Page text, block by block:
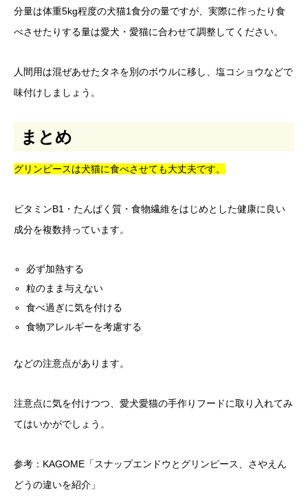
分量は体重5kg程度の犬猫1食分の量ですが、実際に作ったり食
べさせたりする量は愛犬・愛猫に合わせて調整してください。
人間用は混ぜあせたタネを別のボウルに移し、塩コショウなどで
味付けしましょう。
まとめ
グリンピースは犬猫に食べさせても大丈夫です。
ビタミンB1・たんぱく質・食物繊維をはじめとした健康に良い
成分を複数持っています。
必ず加熱する
粒のまま与えない
食べ過ぎに気を付ける
食物アレルギーを考慮する
などの注意点があります。
注意点に気を付けつつ、愛犬愛猫の手作りフードに取り入れてみ
てはいかがでしょう。
参考：KAGOME 「スナップエンドウとグリンピース、さやえん
どうの違いを紹介」